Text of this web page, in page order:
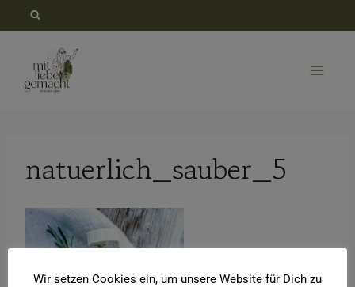
springen
natuerlich_sauber_5
Wir setzen Cookies ein, um unsere Website für Dich zu